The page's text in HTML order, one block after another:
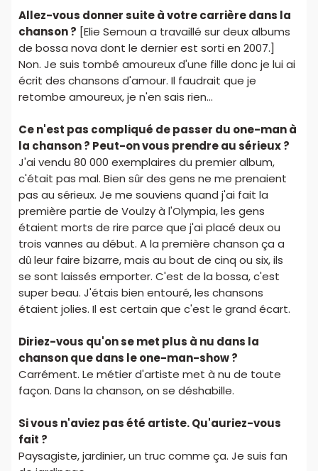
Allez-vous donner suite à votre carrière dans la
chanson ? [Elie Semoun a travaillé sur deux albums
de bossa nova dont le dernier est sorti en 2007.]
Non. Je suis tombé amoureux d'une fille donc je lui ai
écrit des chansons d'amour. Il faudrait que je
retombe amoureux, je n'en sais rien...
Ce n'est pas compliqué de passer du one-man à
la chanson ? Peut-on vous prendre au sérieux ?
J'ai vendu 80 000 exemplaires du premier album,
c'était pas mal. Bien sûr des gens ne me prenaient
pas au sérieux. Je me souviens quand j'ai fait la
première partie de Voulzy à l'Olympia, les gens
étaient morts de rire parce que j'ai placé deux ou
trois vannes au début. A la première chanson ça a
dû leur faire bizarre, mais au bout de cinq ou six, ils
se sont laissés emporter. C'est de la bossa, c'est
super beau. J'étais bien entouré, les chansons
étaient jolies. Il est certain que c'est le grand écart.
Diriez-vous qu'on se met plus à nu dans la
chanson que dans le one-man-show ?
Carrément. Le métier d'artiste met à nu de toute
façon. Dans la chanson, on se déshabille.
Si vous n'aviez pas été artiste. Qu'auriez-vous
fait ?
Paysagiste, jardinier, un truc comme ça. Je suis fan